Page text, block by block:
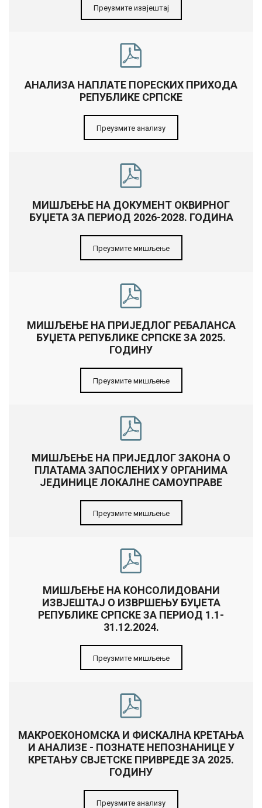
Преузмите извјештај
АНАЛИЗА НАПЛАТЕ ПОРЕСКИХ ПРИХОДА
РЕПУБЛИКЕ СРПСКЕ
Преузмите анализу
МИШЉЕЊЕ НА ДОКУМЕНТ ОКВИРНОГ
БУЏЕТА ЗА ПЕРИОД 2026-2028. ГОДИНА
Преузмите мишљење
МИШЉЕЊЕ НА ПРИЈЕДЛОГ РЕБАЛАНСА
БУЏЕТА РЕПУБЛИКЕ СРПСКЕ ЗА 2025.
ГОДИНУ
Преузмите мишљење
МИШЉЕЊЕ НА ПРИЈЕДЛОГ ЗАКОНА О
ПЛАТАМА ЗАПОСЛЕНИХ У ОРГАНИМА
ЈЕДИНИЦЕ ЛОКАЛНЕ САМОУПРАВЕ
Преузмите мишљење
МИШЉЕЊЕ НА КОНСОЛИДОВАНИ
ИЗВЈЕШТАЈ О ИЗВРШЕЊУ БУЏЕТА
РEПУБЛИКЕ СРПСКЕ ЗА ПЕРИОД 1.1-
31.12.2024.
Преузмите мишљење
МАКРОЕКОНОМСКА И ФИСКАЛНА КРЕТАЊА
И АНАЛИЗЕ - ПОЗНАТЕ НЕПОЗНАНИЦЕ У
КРЕТАЊУ СВЈЕТСКЕ ПРИВРЕДЕ ЗА 2025.
ГОДИНУ
Преузмите анализу